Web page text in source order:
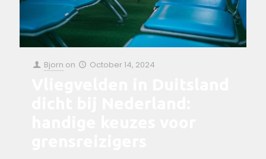
Bjorn on October 14, 2024